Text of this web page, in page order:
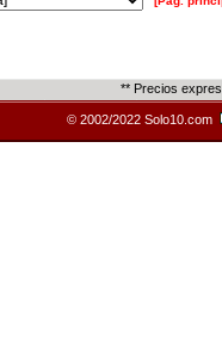
** Precios
© 2002/2022 Solo10.com